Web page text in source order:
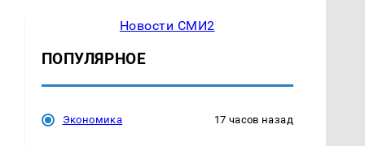
Новости СМИ2
ПОПУЛЯРНОЕ
Экономика 17 часов назад